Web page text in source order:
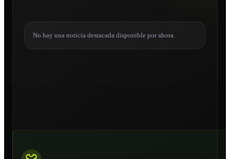
No hay una noticia destacada disponible por ahora.